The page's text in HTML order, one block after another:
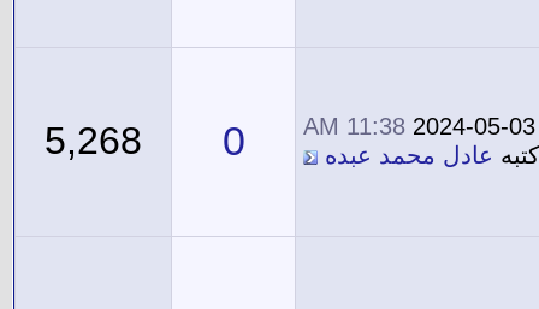
2024-05-03
11:38 AM
كتبه عادل محمد عبده 0
5,268